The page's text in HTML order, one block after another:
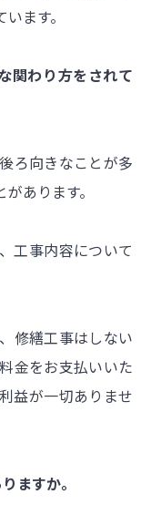
ます。
関わり方をされて
ろ向きなことが多
あります。
工事内容について
修繕工事はしない
金をお支払いいた
益が一切ありませ
ますか。